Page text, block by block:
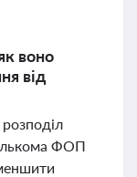
воно
від
ФОП